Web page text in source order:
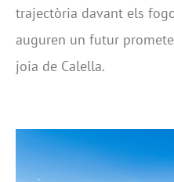
trajectòria davant els
auguren un futur
joia de Calella.